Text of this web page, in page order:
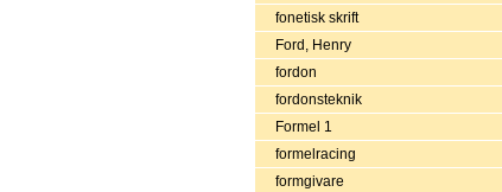
fonetisk skrift
Ford, Henry
fordon
fordonsteknik
Formel 1
formelracing
formgivare